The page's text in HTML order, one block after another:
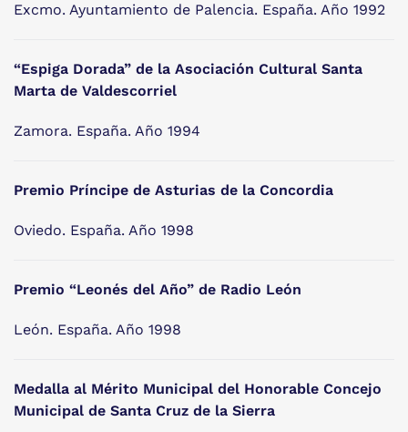
Excmo. Ayuntamiento de Palencia. España. Año 1992
“Espiga Dorada” de la Asociación Cultural Santa
Marta de Valdescorriel
Zamora. España. Año 1994
Premio Príncipe de Asturias de la Concordia
Oviedo. España. Año 1998
Premio “Leonés del Año” de Radio León
León. España. Año 1998
Medalla al Mérito Municipal del Honorable Concejo
Municipal de Santa Cruz de la Sierra